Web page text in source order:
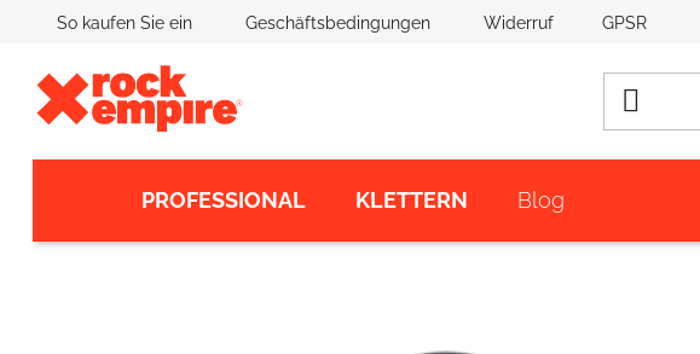
So kaufen Sie ein Geschäftsbedingungen Widerruf GPSR
PROFESSIONAL KLETTERN Blog